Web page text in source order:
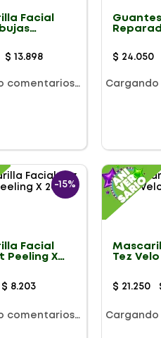
Facial
$ 13.898
comentarios…
Guantes
Manos
$ 24.050
-15%
Facial
Peeling X
$ 8.203
comentarios…
Tez
$ 21 .250